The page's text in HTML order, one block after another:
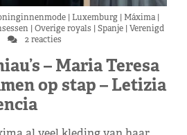
Luxemburg Máxima
Overige royals Spanje Verenigd
2 reacties
– Maria Teresa
op stap – Letizia